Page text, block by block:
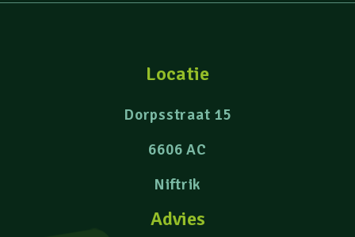
Locatie
Dorpsstraat 15
6606 AC
Niftrik
Advies